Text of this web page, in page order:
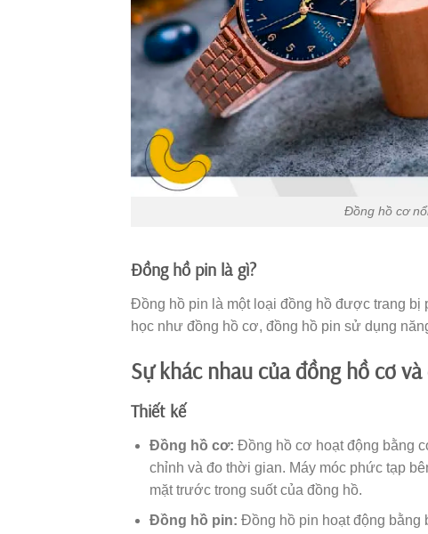
Đồng hồ cơ
Đồng hồ pin là gì?
Đồng hồ pin là một loại đồng hồ được trang
học như đồng hồ cơ, đồng hồ pin sử dụng
Sự khác nhau của đồng hồ cơ
Thiết kế
Đồng hồ cơ: Đồng hồ cơ hoạt động bằng
chỉnh và đo thời gian. Máy móc phức tạp
mặt trước trong suốt của đồng hồ.
Đồng hồ pin: Đồng hồ pin hoạt động bằng